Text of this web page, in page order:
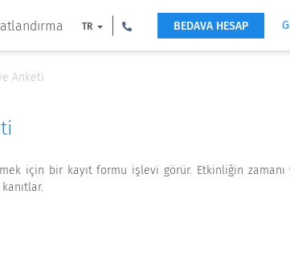
TR BEDAVA HESAP
Anketi
için bir kayıt formu işlevi görür. Etkinliğin